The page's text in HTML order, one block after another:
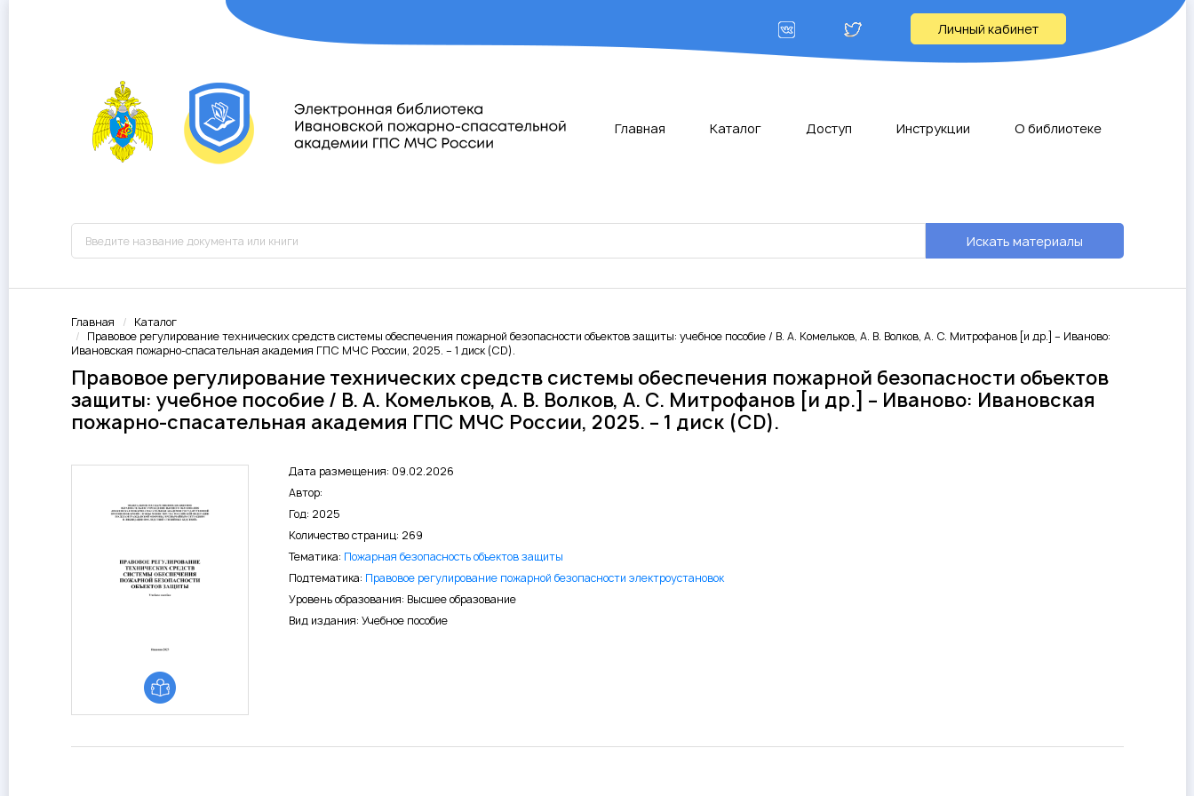
Личный кабинет
Главная Каталог Доступ Инструкции О библиотеке
Искать материалы
Главная
Каталог
Правовое регулирование технических средств системы обеспечения пожарной безопасности объектов защиты: учебное пособие / В. А. Комельков, А. В. Волков, А. С. Митрофанов [и др.] – Иваново:
Ивановская пожарно-спасательная академия ГПС МЧС России, 2025. – 1 диск (CD).
Правовое регулирование технических средств системы обеспечения пожарной безопасности объектов
защиты: учебное пособие / В. А. Комельков, А. В. Волков, А. С. Митрофанов [и др.] – Иваново: Ивановская
пожарно-спасательная академия ГПС МЧС России, 2025. – 1 диск (CD).
Дата размещения: 09.02.2026
Автор:
Год: 2025
Количество страниц: 269
Тематика: Пожарная безопасность объектов защиты
Подтематика: Правовое регулирование пожарной безопасности электроустановок
Уровень образования: Высшее образование
Вид издания: Учебное пособие